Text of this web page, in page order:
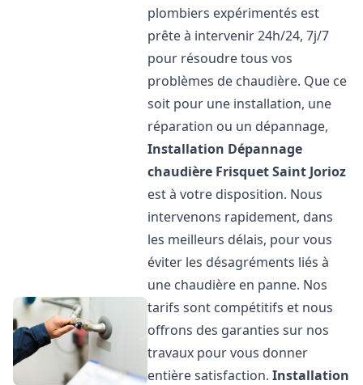
plombiers expérimentés est
prête à intervenir 24h/24, 7j/7
pour résoudre tous vos
problèmes de chaudière. Que ce
soit pour une installation, une
réparation ou un dépannage,
Installation Dépannage
chaudière FrisquetSaint Jorioz
est à votre disposition. Nous
intervenons rapidement, dans
les meilleurs délais, pour vous
éviter les désagréments liés à
une chaudière en panne. Nos
tarifs sont compétitifs et nous
offrons des garanties sur nos
travaux pour vous donner
entière satisfaction.Installation